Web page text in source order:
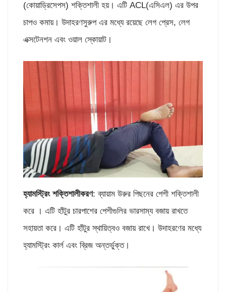
(কোয়াড্রিসেপস) শক্তিশালী হয়। এটি ACL(এসিএল) এর উপর
চাপও কমায়। উদাহরণসুরুপ এর মধ্যে রয়েছে লেগ প্রেস, লেগ
এক্সটেনশন এবং ওয়াল স্কোয়াট।
হ্যামস্ট্রিং শক্তিশালীকরণ: ব্যায়াম উরুর পিছনের পেশী শক্তিশালী
করে । এটি হাঁটুর চারপাশের পেশীগুলির ভারসাম্য বজায় রাখতে
সহায়তা করে। এটি হাঁটুর স্থায়িত্বও বজায় রাখে। উদাহরণের মধ্যে
হ্যামস্ট্রিং কার্ল এবং ব্রিজ অন্তর্ভুক্ত।